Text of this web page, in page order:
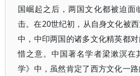
国崛起之后，两国文化都被迫面
击。在20世纪初，从自身文化被
中，中印两国的诸多文化精英都
惜之意。中国著名学者梁漱溟在
学》中，虽然肯定了西方文化一路